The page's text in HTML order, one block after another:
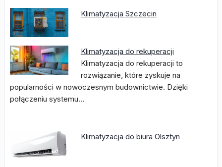
Klimatyzacja Szczecin
Klimatyzacja do rekuperacji
Klimatyzacja do rekuperacji to
rozwiązanie, które zyskuje na
popularności w nowoczesnym budownictwie. Dzięki
połączeniu systemu…
Klimatyzacja do biura Olsztyn